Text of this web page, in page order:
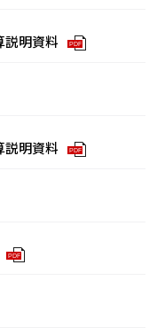
説明資料 PDF
説明資料 PDF
PDF